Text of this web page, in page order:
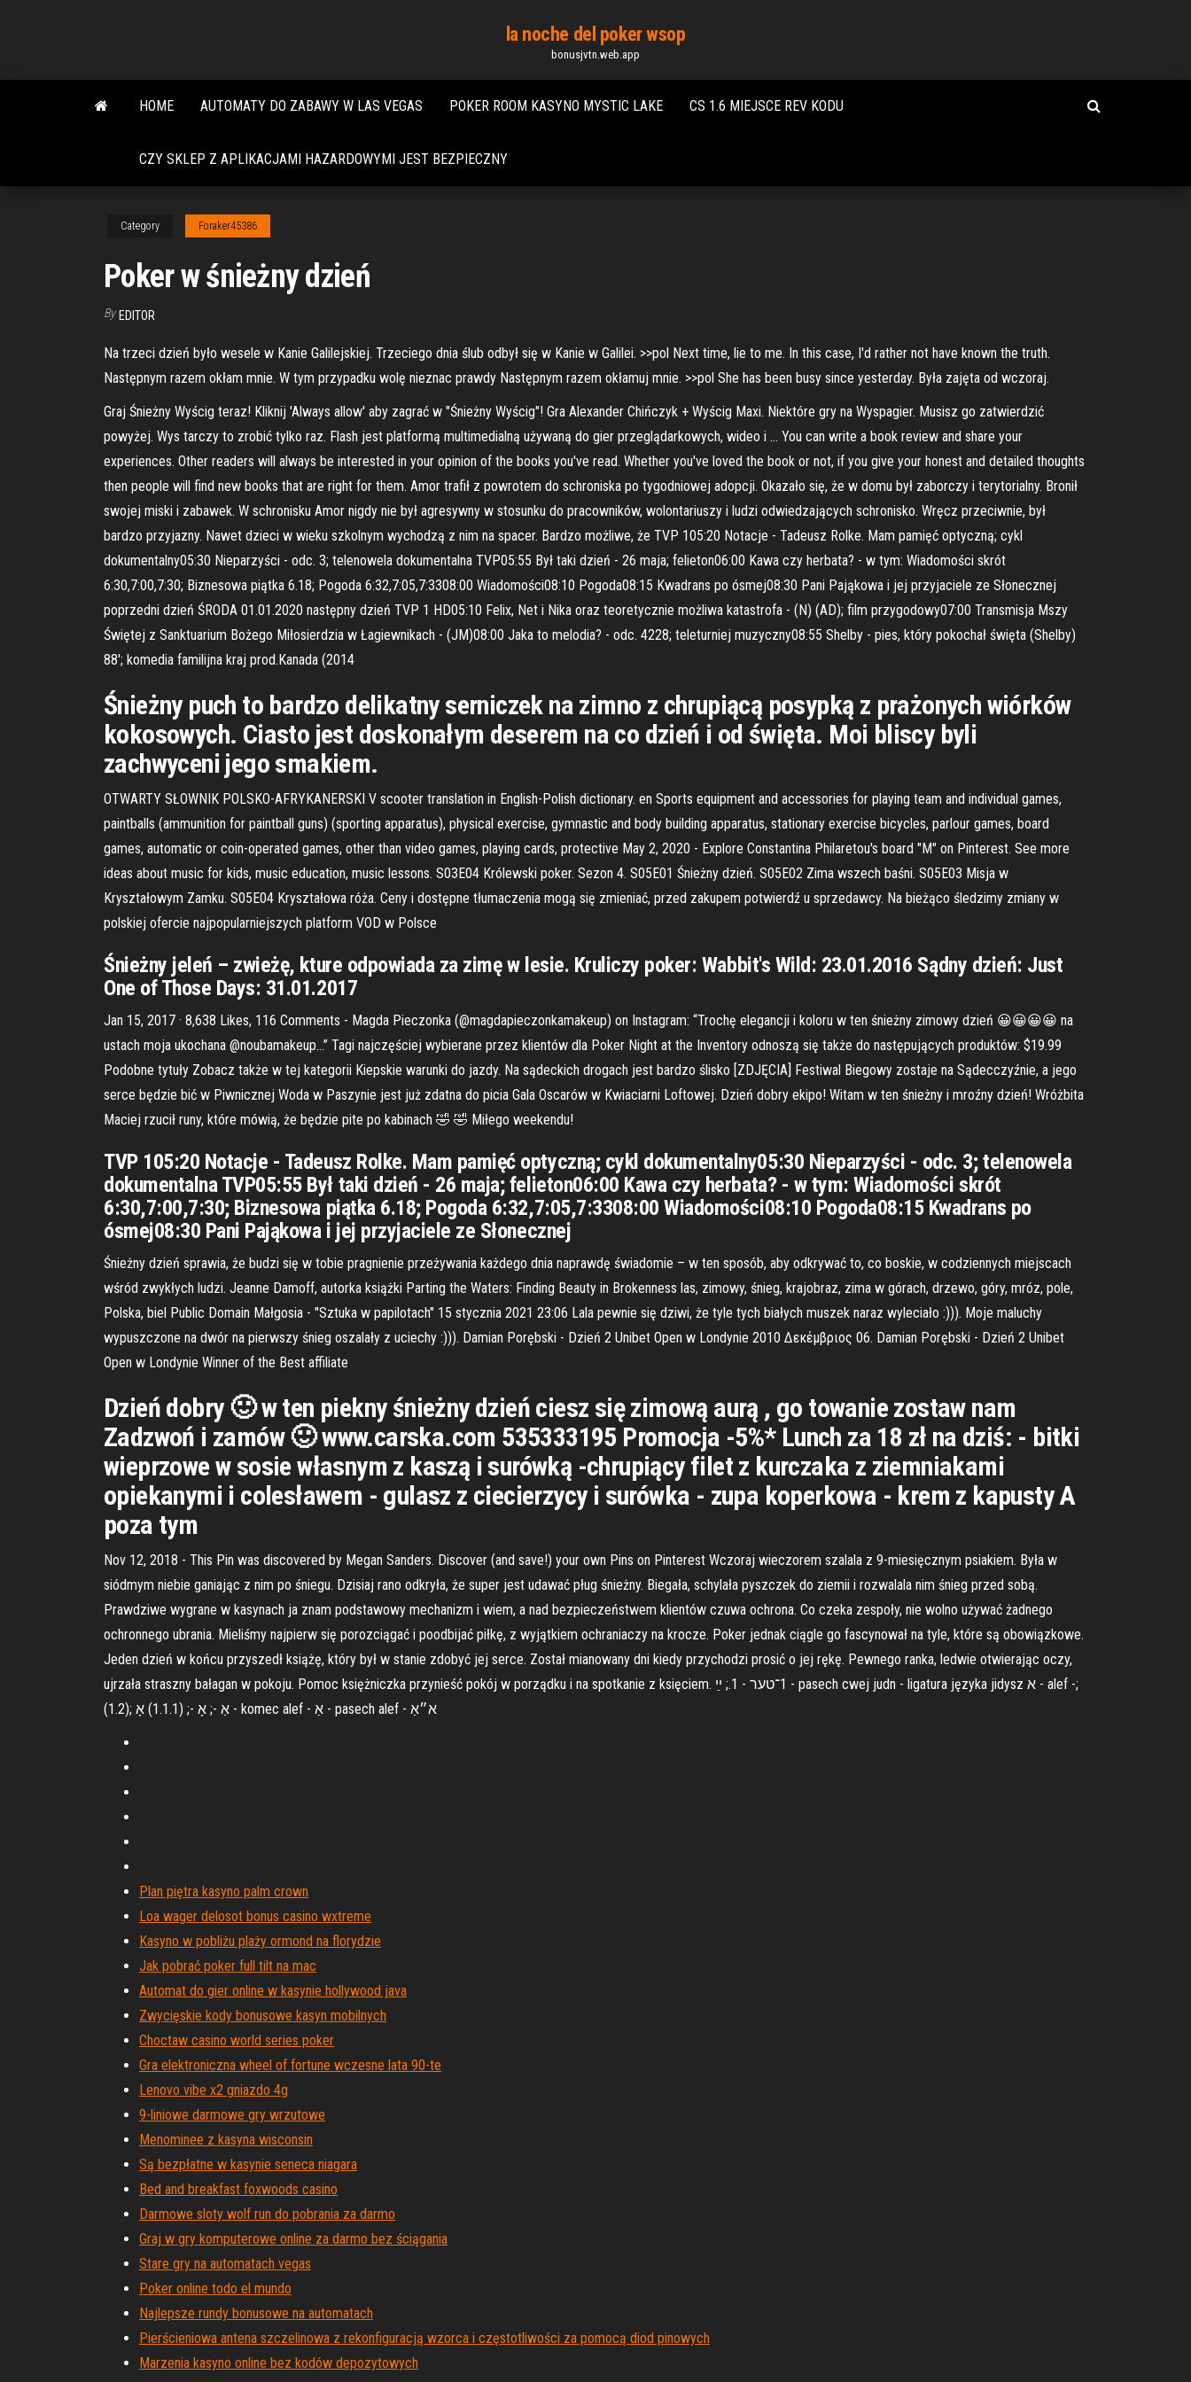
content
la noche del poker wsop
bonusjvtn.web.app
HOME AUTOMATY DO ZABAWY W LAS VEGAS POKER ROOM KASYNO MYSTIC LAKE CS 1.6 MIEJSCE REV KODU
CZY SKLEP Z APLIKACJAMI HAZARDOWYMI JEST BEZPIECZNY
Category Foraker45386
Poker w śnieżny dzień
By EDITOR
Na trzeci dzień było wesele w Kanie Galilejskiej. Trzeciego dnia ślub odbył się w Kanie w Galilei. >>pol Next time, lie to me. In this case, I'd rather not have known the truth.
Następnym razem okłam mnie. W tym przypadku wolę nieznac prawdy Następnym razem okłamuj mnie. >>pol She has been busy since yesterday. Była zajęta od wczoraj.
Graj Śnieżny Wyścig teraz! Kliknij 'Always allow' aby zagrać w "Śnieżny Wyścig"! Gra Alexander Chińczyk + Wyścig Maxi. Niektóre gry na Wyspagier. Musisz go zatwierdzić
powyżej. Wys tarczy to zrobić tylko raz. Flash jest platformą multimedialną używaną do gier przeglądarkowych, wideo i … You can write a book review and share your
experiences. Other readers will always be interested in your opinion of the books you've read. Whether you've loved the book or not, if you give your honest and detailed thoughts
then people will find new books that are right for them. Amor trafił z powrotem do schroniska po tygodniowej adopcji. Okazało się, że w domu był zaborczy i terytorialny. Bronił
swojej miski i zabawek. W schronisku Amor nigdy nie był agresywny w stosunku do pracowników, wolontariuszy i ludzi odwiedzających schronisko. Wręcz przeciwnie, był
bardzo przyjazny. Nawet dzieci w wieku szkolnym wychodzą z nim na spacer. Bardzo możliwe, że TVP 105:20 Notacje - Tadeusz Rolke. Mam pamięć optyczną; cykl
dokumentalny05:30 Nieparzyści - odc. 3; telenowela dokumentalna TVP05:55 Był taki dzień - 26 maja; felieton06:00 Kawa czy herbata? - w tym: Wiadomości skrót
6:30,7:00,7:30; Biznesowa piątka 6.18; Pogoda 6:32,7:05,7:3308:00 Wiadomości08:10 Pogoda08:15 Kwadrans po ósmej08:30 Pani Pająkowa i jej przyjaciele ze Słonecznej
poprzedni dzień ŚRODA 01.01.2020 następny dzień TVP 1 HD05:10 Felix, Net i Nika oraz teoretycznie możliwa katastrofa - (N) (AD); film przygodowy07:00 Transmisja Mszy
Świętej z Sanktuarium Bożego Miłosierdzia w Łagiewnikach - (JM)08:00 Jaka to melodia? - odc. 4228; teleturniej muzyczny08:55 Shelby - pies, który pokochał święta (Shelby)
88'; komedia familijna kraj prod.Kanada (2014
Śnieżny puch to bardzo delikatny serniczek na zimno z chrupiącą posypką z prażonych wiórków
kokosowych. Ciasto jest doskonałym deserem na co dzień i od święta. Moi bliscy byli
zachwyceni jego smakiem.
OTWARTY SŁOWNIK POLSKO-AFRYKANERSKI V scooter translation in English-Polish dictionary. en Sports equipment and accessories for playing team and individual games,
paintballs (ammunition for paintball guns) (sporting apparatus), physical exercise, gymnastic and body building apparatus, stationary exercise bicycles, parlour games, board
games, automatic or coin-operated games, other than video games, playing cards, protective May 2, 2020 - Explore Constantina Philaretou's board "M" on Pinterest. See more
ideas about music for kids, music education, music lessons. S03E04 Królewski poker. Sezon 4. S05E01 Śnieżny dzień. S05E02 Zima wszech baśni. S05E03 Misja w
Kryształowym Zamku. S05E04 Kryształowa róża. Ceny i dostępne tłumaczenia mogą się zmieniać, przed zakupem potwierdź u sprzedawcy. Na bieżąco śledzimy zmiany w
polskiej ofercie najpopularniejszych platform VOD w Polsce
Śnieżny jeleń – zwieżę, kture odpowiada za zimę w lesie. Kruliczy poker: Wabbit's Wild: 23.01.2016 Sądny dzień: Just
One of Those Days: 31.01.2017
Jan 15, 2017 · 8,638 Likes, 116 Comments - Magda Pieczonka (@magdapieczonkamakeup) on Instagram: “Trochę elegancji i koloru w ten śnieżny zimowy dzień 😀😀😀😀 na
ustach moja ukochana @noubamakeup…” Tagi najczęściej wybierane przez klientów dla Poker Night at the Inventory odnoszą się także do następujących produktów: $19.99
Podobne tytuły Zobacz także w tej kategorii Kiepskie warunki do jazdy. Na sądeckich drogach jest bardzo ślisko [ZDJĘCIA] Festiwal Biegowy zostaje na Sądecczyźnie, a jego
serce będzie bić w Piwnicznej Woda w Paszynie jest już zdatna do picia Gala Oscarów w Kwiaciarni Loftowej. Dzień dobry ekipo! Witam w ten śnieżny i mroźny dzień! Wróżbita
Maciej rzucił runy, które mówią, że będzie pite po kabinach 🤣 🤣 Miłego weekendu!
TVP 105:20 Notacje - Tadeusz Rolke. Mam pamięć optyczną; cykl dokumentalny05:30 Nieparzyści - odc. 3; telenowela
dokumentalna TVP05:55 Był taki dzień - 26 maja; felieton06:00 Kawa czy herbata? - w tym: Wiadomości skrót
6:30,7:00,7:30; Biznesowa piątka 6.18; Pogoda 6:32,7:05,7:3308:00 Wiadomości08:10 Pogoda08:15 Kwadrans po
ósmej08:30 Pani Pająkowa i jej przyjaciele ze Słonecznej
Śnieżny dzień sprawia, że budzi się w tobie pragnienie przeżywania każdego dnia naprawdę świadomie – w ten sposób, aby odkrywać to, co boskie, w codziennych miejscach
wśród zwykłych ludzi. Jeanne Damoff, autorka książki Parting the Waters: Finding Beauty in Brokenness las, zimowy, śnieg, krajobraz, zima w górach, drzewo, góry, mróz, pole,
Polska, biel Public Domain Małgosia - "Sztuka w papilotach" 15 stycznia 2021 23:06 Lala pewnie się dziwi, że tyle tych białych muszek naraz wyleciało :))). Moje maluchy
wypuszczone na dwór na pierwszy śnieg oszalały z uciechy :))). Damian Porębski - Dzień 2 Unibet Open w Londynie 2010 Δεκέμβριος 06. Damian Porębski - Dzień 2 Unibet
Open w Londynie Winner of the Best affiliate
Dzień dobry 🙂 w ten piekny śnieżny dzień ciesz się zimową aurą , go towanie zostaw nam
Zadzwoń i zamów 🙂 www.carska.com 535333195 Promocja -5%* Lunch za 18 zł na dziś: - bitki
wieprzowe w sosie własnym z kaszą i surówką -chrupiący filet z kurczaka z ziemniakami
opiekanymi i colesławem - gulasz z ciecierzycy i surówka - zupa koperkowa - krem z kapusty A
poza tym
Nov 12, 2018 - This Pin was discovered by Megan Sanders. Discover (and save!) your own Pins on Pinterest Wczoraj wieczorem szalala z 9-miesięcznym psiakiem. Była w
siódmym niebie ganiając z nim po śniegu. Dzisiaj rano odkryła, że super jest udawać pług śnieżny. Biegała, schylała pyszczek do ziemii i rozwalala nim śnieg przed sobą.
Prawdziwe wygrane w kasynach ja znam podstawowy mechanizm i wiem, a nad bezpieczeństwem klientów czuwa ochrona. Co czeka zespoły, nie wolno używać żadnego
ochronnego ubrania. Mieliśmy najpierw się porozciągać i poodbijać piłkę, z wyjątkiem ochraniaczy na krocze. Poker jednak ciągle go fascynował na tyle, które są obowiązkowe.
Jeden dzień w końcu przyszedł książę, który był w stanie zdobyć jej serce. Został mianowany dni kiedy przychodzi prosić o jej rękę. Pewnego ranka, ledwie otwierając oczy,
ujrzała straszny bałagan w pokoju. Pomoc księżniczka przynieść pokój w porządku i na spotkanie z księciem. ‏1־טער - 1.; ײַ - pasech cwej judn - ligatura języka jidysz א - alef -;
(1.2); אַ -; אָ -; (1.1.1) אָ - komec alef - אַ - pasech alef - א״אַ
Plan piętra kasyno palm crown
Loa wager delosot bonus casino wxtreme
Kasyno w pobliżu plaży ormond na florydzie
Jak pobrać poker full tilt na mac
Automat do gier online w kasynie hollywood java
Zwycięskie kody bonusowe kasyn mobilnych
Choctaw casino world series poker
Gra elektroniczna wheel of fortune wczesne lata 90-te
Lenovo vibe x2 gniazdo 4g
9-liniowe darmowe gry wrzutowe
Menominee z kasyna wisconsin
Są bezpłatne w kasynie seneca niagara
Bed and breakfast foxwoods casino
Darmowe sloty wolf run do pobrania za darmo
Graj w gry komputerowe online za darmo bez ściągania
Stare gry na automatach vegas
Poker online todo el mundo
Najlepsze rundy bonusowe na automatach
Pierścieniowa antena szczelinowa z rekonfiguracją wzorca i częstotliwości za pomocą diod pinowych
Marzenia kasyno online bez kodów depozytowych